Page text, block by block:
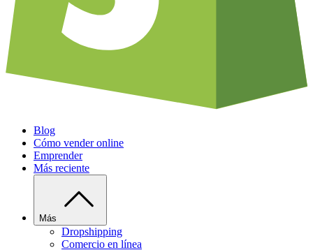
Blog
Cómo vender online
Emprender
Más reciente
Más
Dropshipping
Comercio en línea